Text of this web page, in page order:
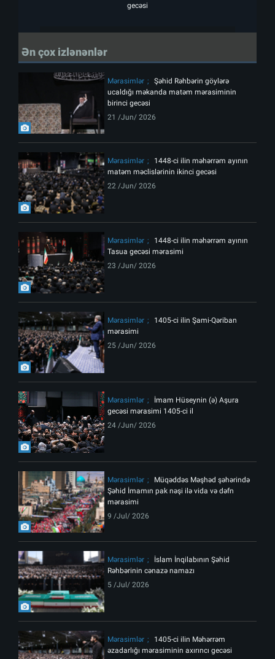
gecəsi
Ən çox izlənənlər
Mərasimlər
Şəhid Rəhbərin göylərə
ucaldığı məkanda matəm mərasiminin
birinci gecəsi
21 /Jun/ 2026
Mərasimlər
1448-ci ilin məhərrəm ayının
matəm məclislərinin ikinci gecəsi
22 /Jun/ 2026
Mərasimlər
1448-ci ilin məhərrəm ayının
Tasua gecəsi mərasimi
23 /Jun/ 2026
Mərasimlər
1405-ci ilin Şami-Qəriban
mərasimi
25 /Jun/ 2026
Mərasimlər
İmam Hüseynin (ə) Aşura
gecəsi mərasimi 1405-ci il
24 /Jun/ 2026
Mərasimlər
Müqəddəs Məşhəd şəhərində
Şəhid İmamın pak nəşi ilə vida və dəfn
mərasimi
9 /Jul/ 2026
Mərasimlər
İslam İnqilabının Şəhid
Rəhbərinin cənazə namazı
5 /Jul/ 2026
Mərasimlər
1405-ci ilin Məhərrəm
əzadarlığı mərasiminin axırıncı gecəsi